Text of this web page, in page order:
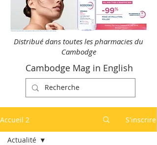
Distribué dans toutes les pharmacies du
Cambodge
Cambodge Mag in English
Accueil 2 S'inscrire
Actualité